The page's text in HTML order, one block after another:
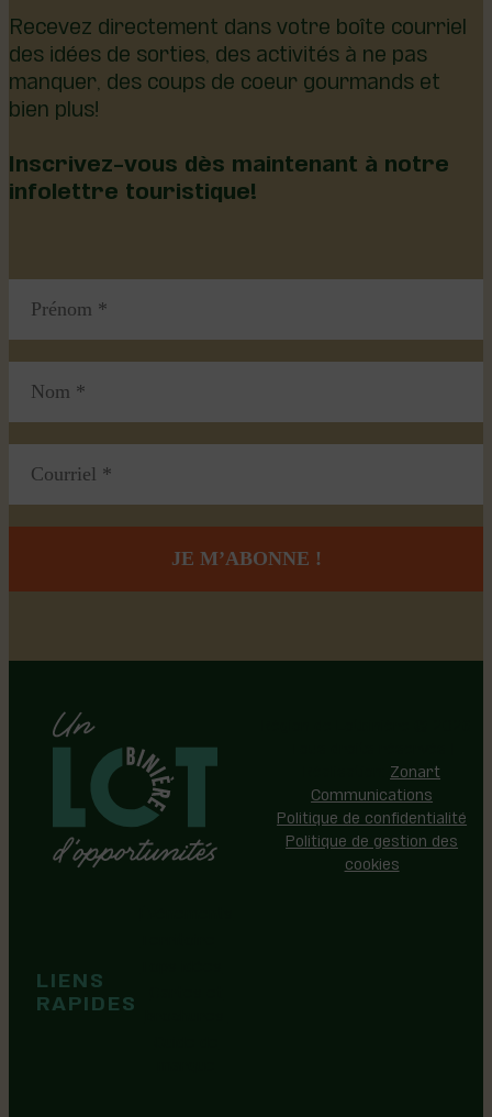
Recevez directement dans votre boîte courriel
des idées de sorties, des activités à ne pas
manquer, des coups de coeur gourmands et
bien plus!
Inscrivez-vous dès maintenant à notre
infolettre touristique!
LIENS
RAPIDES
Zonart
Communications
Politique de confidentialité
Politique de gestion des
cookies